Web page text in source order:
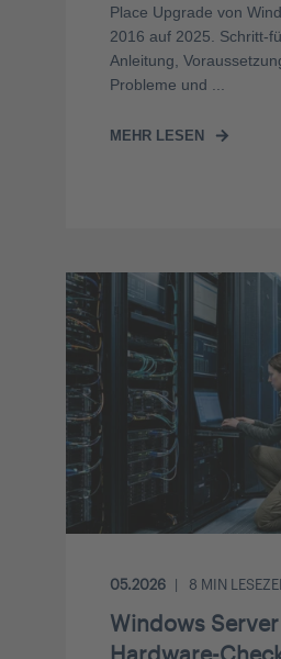
Place Upgrade von
2016 auf 2025. Schritt-
Anleitung,
Probleme und ...
MEHR LESEN
05.2026 8 MIN
Windows
Hardware-